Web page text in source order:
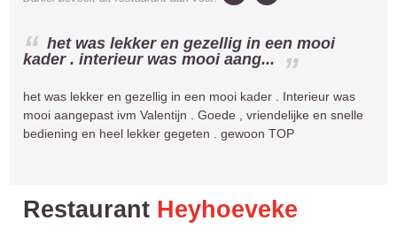
het was lekker en gezellig in een mooi
kader . interieur was mooi aang...
het was lekker en gezellig in een mooi kader . Interieur was
mooi aangepast ivm Valentijn . Goede , vriendelijke en snelle
bediening en heel lekker gegeten . gewoon TOP
Restaurant Heyhoeveke